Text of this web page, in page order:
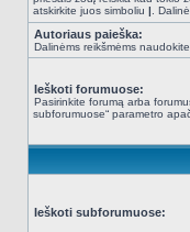
atskirkite juos simboliu | .
Autoriaus paieška:
Dalinėms reikšmėms naudokite
Ieškoti forumuose:
Pasirinkite forumą arba
subforumuose“ parametro
Ieškoti subforumuose: